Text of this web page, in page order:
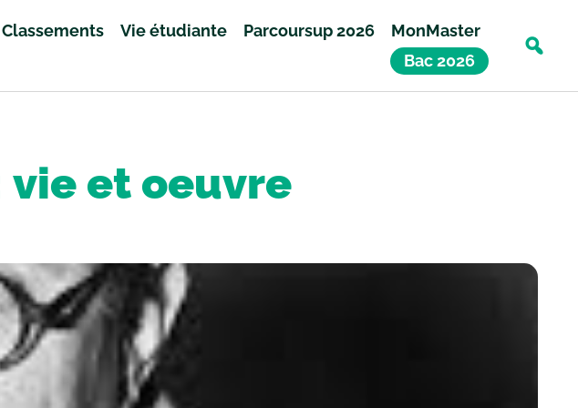
Classements Vie étudiante Parcoursup 2026
MonMaster
Bac 2026
vie et oeuvre